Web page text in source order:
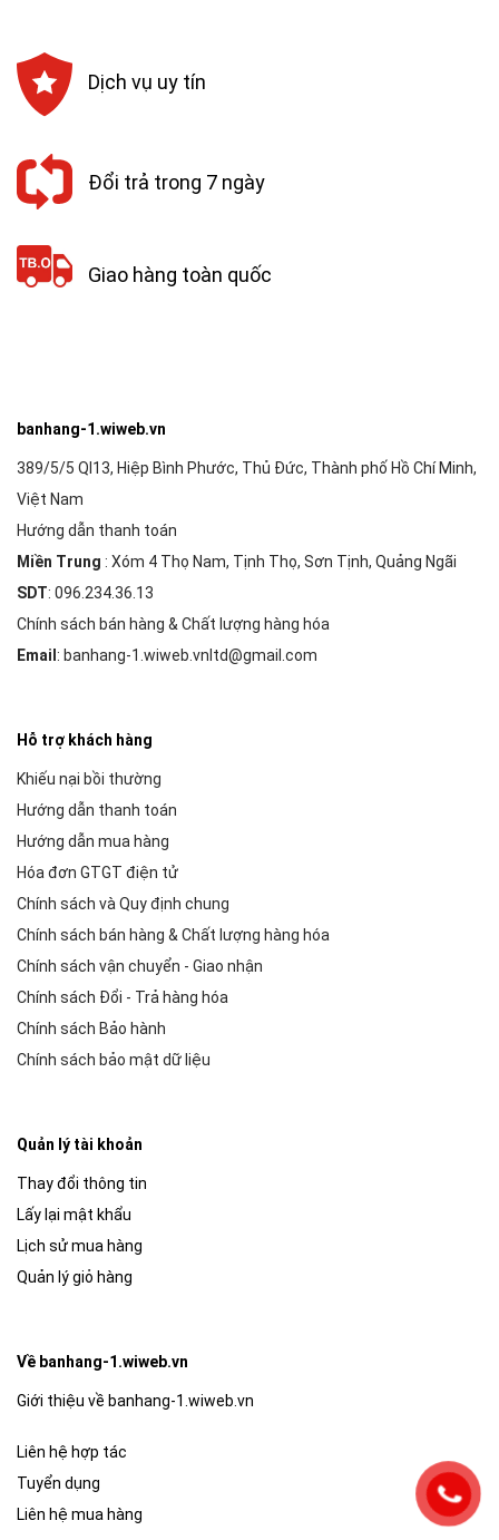
Dịch vụ uy tín
Đổi trả trong 7 ngày
Giao hàng toàn quốc
banhang-1.wiweb.vn
389/5/5 Ql13, Hiệp Bình Phước, Thủ Đức, Thành phố Hồ Chí Minh,
Việt Nam
Hướng dẫn thanh toán
Miền Trung : Xóm 4 Thọ Nam, Tịnh Thọ, Sơn Tịnh, Quảng Ngãi
SDT: 096.234.36.13
Chính sách bán hàng & Chất lượng hàng hóa
Email: banhang-1.wiweb.vnltd@gmail.com
Hỗ trợ khách hàng
Khiếu nại bồi thường
Hướng dẫn thanh toán
Hướng dẫn mua hàng
Hóa đơn GTGT điện tử
Chính sách và Quy định chung
Chính sách bán hàng & Chất lượng hàng hóa
Chính sách vận chuyển - Giao nhận
Chính sách Đổi - Trả hàng hóa
Chính sách Bảo hành
Chính sách bảo mật dữ liệu
Quản lý tài khoản
Thay đổi thông tin
Lấy lại mật khẩu
Lịch sử mua hàng
Quản lý giỏ hàng
Về banhang-1.wiweb.vn
Giới thiệu về banhang-1.wiweb.vn
Liên hệ hợp tác
Tuyển dụng
Liên hệ mua hàng